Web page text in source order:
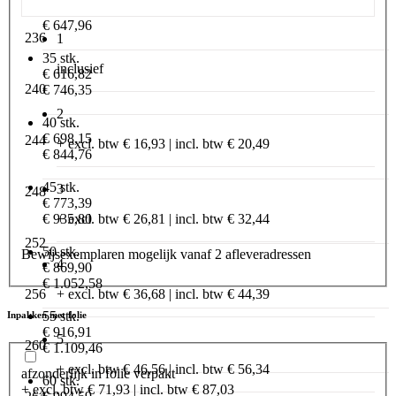
236
240
244
248
252
256
260
€ 647,96
35 stk.
€ 616,82
€ 746,35
40 stk.
€ 698,15
€ 844,76
45 stk.
€ 773,39
€ 935,80
50 stk.
€ 869,90
€ 1.052,58
55 stk.
€ 916,91
€ 1.109,46
60 stk.
1
inclusief
2
+ excl. btw € 16,93 | incl. btw € 20,49
3
+ excl. btw € 26,81 | incl. btw € 32,44
4
+ excl. btw € 36,68 | incl. btw € 44,39
5
+ excl. btw € 46,56 | incl. btw € 56,34
Bewijsexemplaren mogelijk vanaf 2 afleveradressen
Inpakken met folie
afzonderlijk in folie verpakt
+ excl. btw € 71,93 | incl. btw € 87,03